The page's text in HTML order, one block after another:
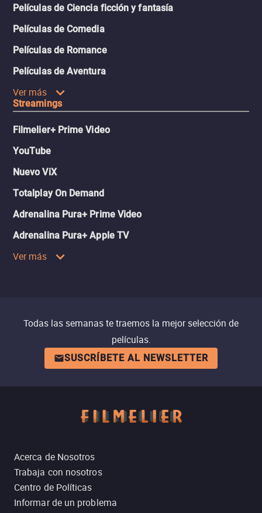
Películas de Ciencia ficción y fantasía
Películas de Comedia
Películas de Romance
Películas de Aventura
Ver más
Streamings
Filmelier+ Prime Video
YouTube
Nuevo ViX
Totalplay On Demand
Adrenalina Pura+ Prime Video
Adrenalina Pura+ Apple TV
Ver más
Todas las semanas te traemos la mejor selección de
películas.
SUSCRÍBETE AL NEWSLETTER
Acerca de Nosotros
Trabaja con nosotros
Centro de Políticas
Informar de un problema